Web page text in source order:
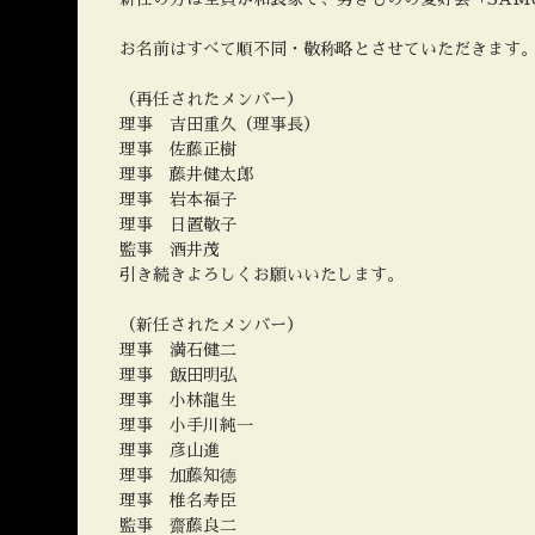
お名前はすべて順不同・敬称略とさせていただきます
（再任されたメンバー）
理事 吉田重久（理事長）
理事 佐藤正樹
理事 藤井健太郎
理事 岩本福子
理事 日置敬子
監事 酒井茂
引き続きよろしくお願いいたします。
（新任されたメンバー）
理事 満石健二
理事 飯田明弘
理事 小林龍生
理事 小手川純一
理事 彦山進
理事 加藤知德
理事 椎名寿臣
監事 齋藤良二